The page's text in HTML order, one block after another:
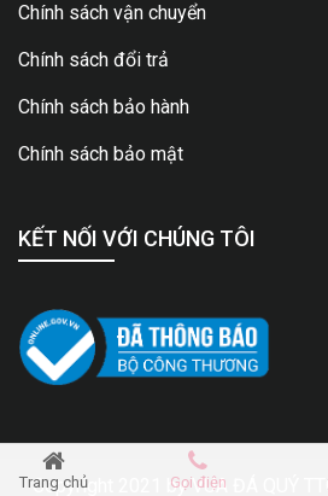
Chính sách vận chuyển
Chính sách đổi trả
Chính sách bảo hành
Chính sách bảo mật
KẾT NỐI VỚI CHÚNG TÔI
Copyright 2021 byVUA ĐÁ QUÝ
Trang chủ Gọi điện